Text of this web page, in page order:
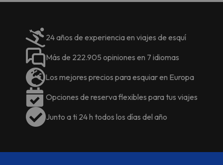
24 años de experiencia en viajes de esquí
Más de 222.905 opiniones en 7 idiomas
Los mejores precios para esquiar en Europa
Opciones de reserva flexibles para tus viajes
Junto a ti 24 h todos los días del año